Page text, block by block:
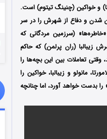
و خواکین (چنینگ تیتوم) است.
شدن و دفاع از شهرش را در سر
(سرزمین مردگانی که
زیبالبا (ران پرلمن) که حاکم
تعاملات بین این بچه‌ها را
مانولو و زیبالبا، خواکین را
بدست خواهد آورد، اما چنانچه